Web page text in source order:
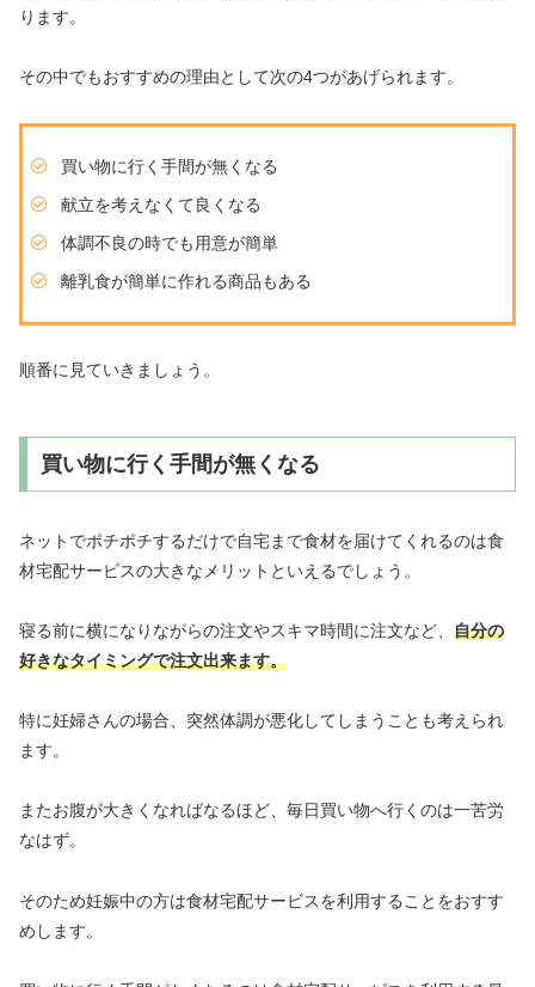
ります。
その中でもおすすめの理由として次の4つがあげられます。
買い物に行く手間が無くなる
献立を考えなくて良くなる
体調不良の時でも用意が簡単
離乳食が簡単に作れる商品もある
順番に見ていきましょう。
買い物に行く手間が無くなる
ネットでポチポチするだけで自宅まで食材を届けてくれるのは食
材宅配サービスの大きなメリットといえるでしょう。
寝る前に横になりながらの注文やスキマ時間に注文など、 自分の
好きなタイミングで注文出来ます。
特に妊婦さんの場合、突然体調が悪化してしまうことも考えられ
ます。
またお腹が大きくなればなるほど、毎日買い物へ行くのは一苦労
なはず。
そのため妊娠中の方は食材宅配サービスを利用することをおすす
めします。